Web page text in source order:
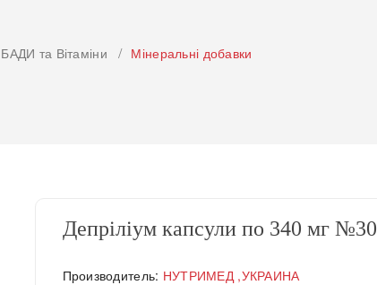
БАДИ та Вітаміни Мінеральні добавки
Депріліум капсули по 340 мг №30
Производитель: НУТРИМЕД ,УКРАИНА